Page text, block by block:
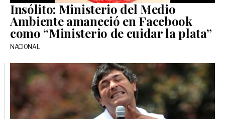
Insólito: Ministerio del Medio
Ambiente amaneció en Facebook
como “Ministerio de cuidar la plata”
NACIONAL